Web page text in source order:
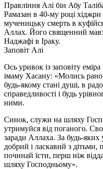
Правління Алі бін Абу
Рамазан в 40-му році
мученицьку смерть в
Аллах. Його священний
Наджафі в Іраку.
Заповіт Алі
Ось уривок із заповіту
імаму Хасану: «Молись рано
будь-якому стані душі, в
справедливості і будь
ними.
Синок, служи на шляху
утримуйся від поганого.
заради Аллаха. За будь-
добрий і ласкавий з
починай їсти, перш ніж
шляху Господньому».